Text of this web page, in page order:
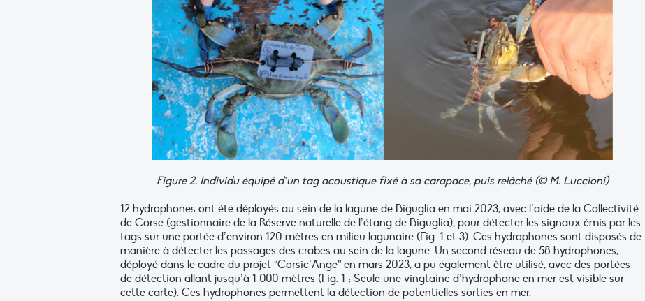
Figure 2. Individu équipé d’un tag acoustique fixé à sa carapace, puis relâché (© M. Luccioni)
12 hydrophones ont été déployés au sein de la lagune de Biguglia en mai 2023, avec l’aide de la Collectivité
de Corse (gestionnaire de la Réserve naturelle de l’étang de Biguglia), pour détecter les signaux émis par les
tags sur une portée d’environ 120 mètres en milieu lagunaire (Fig. 1 et 3). Ces hydrophones sont disposés de
manière à détecter les passages des crabes au sein de la lagune. Un second réseau de 58 hydrophones,
déployé dans le cadre du projet “Corsic’Ange” en mars 2023, a pu également être utilisé, avec des portées
de détection allant jusqu’à 1 000 mètres (Fig. 1 ; Seule une vingtaine d’hydrophone en mer est visible sur
cette carte). Ces hydrophones permettent la détection de potentielles sorties en mer.